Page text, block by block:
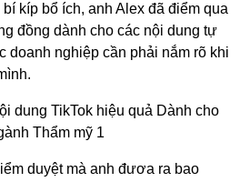
kíp bổ ích, anh Alex đã điểm qua
đồng dành cho các nội dung tự
doanh nghiệp cần phải nắm rõ khi
duyệt mà anh đươa ra bao